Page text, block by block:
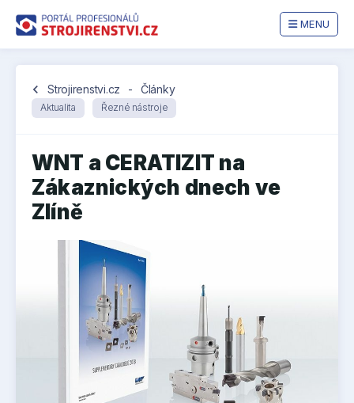
MENU
chevron_left Strojirenstvi.cz - Články
Aktualita Řezné nástroje
WNT a CERATIZIT na
Zákaznických dnech ve
Zlíně